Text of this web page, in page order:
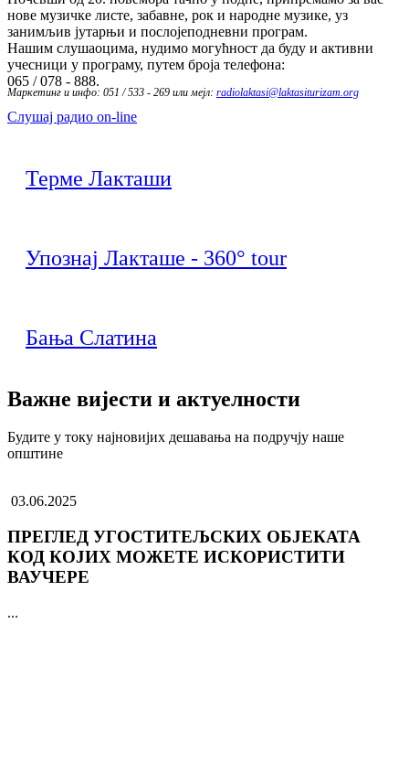
нове музичке листе, забавне, рок и народне музике, уз
занимљив јутарњи и послојеподневни програм.
Нашим слушаоцима, нудимо могућност да буду и активни
учесници у програму, путем броја телефона:
065 / 078 - 888.
Маркетинг и инфо: 051 / 533 - 269 или мејл: radiolaktasi@laktasiturizam.org
Слушај радио on-line
Терме Лакташи
Упознај Лакташе - 360° tour
Бања Слатина
Важне вијести и актуелности
Будите у току најновијих дешавања на подручју наше
општине
03.06.2025
ПРЕГЛЕД УГОСТИТЕЉСКИХ ОБЈЕКАТА
КОД КОЈИХ МОЖЕТЕ ИСКОРИСТИТИ
ВАУЧЕРЕ
...